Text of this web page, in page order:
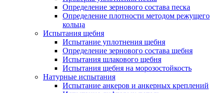
Определение зернового состава песка
Определение плотности методом режущего
кольца
Испытания щебня
Испытание уплотнения щебня
Определение зернового состава щебня
Испытания шлакового щебня
Испытания щебня на морозостойкость
Натурные испытания
Испытание анкеров и анкерных креплений